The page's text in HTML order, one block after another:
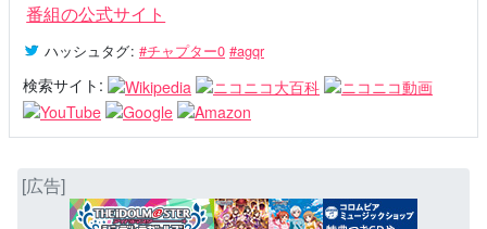
番組の公式サイト
ハッシュタグ: #チャプター0 #agqr
検索サイト:
[広告]